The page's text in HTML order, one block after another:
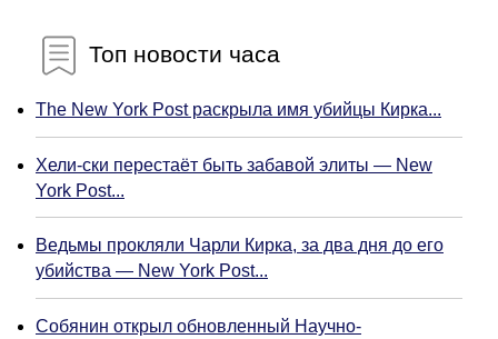
Топ новости часа
The New York Post раскрыла имя убийцы Кирка...
Хели-ски перестаёт быть забавой элиты — New
York Post...
Ведьмы прокляли Чарли Кирка, за два дня до его
убийства — New York Post...
Собянин открыл обновленный Научно-